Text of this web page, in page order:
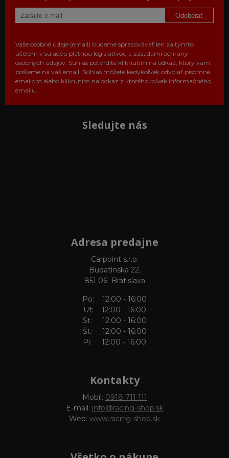
Odoberať
Vaše osobné údaje (email) budeme spracovávať len za týmto
účelom v súlade s platnou legislatívou a zásadami ochrany
osobných údajov. Súhlas potvrdíte kliknutím na odkaz, ktorý vám
pošleme na váš email. Súhlas môžete kedykoľvek odvolať písomne,
emailom alebo kliknutím na odkaz z ktoréhokoľvek informačného
emailu.
Sledujte nás
Adresa predajne
Carpoint s.r.o.
Budatínska 22,
851 06 Bratislava
Po: 12:00 - 16:00
Ut: 12:00 - 16:00
St: 12:00 - 16:00
Št: 12:00 - 16:00
Pi: 12:00 - 16:00
Kontakty
Mobil: 0918 711 111
E-mail: info@racing-shop.sk
Web: www.racing-shop.sk